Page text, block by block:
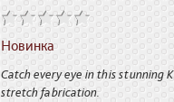
Новинка
Catch every eye in this stunning
stretch fabrication.